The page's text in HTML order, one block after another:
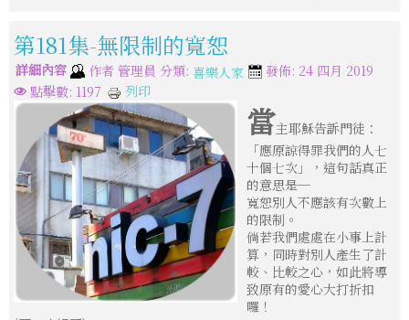
第181集-無限制的寬恕
詳細內容 作者 管理員 分類: 喜樂人家
發佈: 24 四月 2019
點擊數: 1197
列印
當主耶穌告訴門徒：
「應原諒得罪我們的人七
十個七次」，這句話真正
的意思是─
寬恕別人不應該有次數上
的限制。
倘若我們處處在小事上計
算，同時對別人產生了計
較、比較之心，如此將導
致原有的愛心大打折扣
囉！